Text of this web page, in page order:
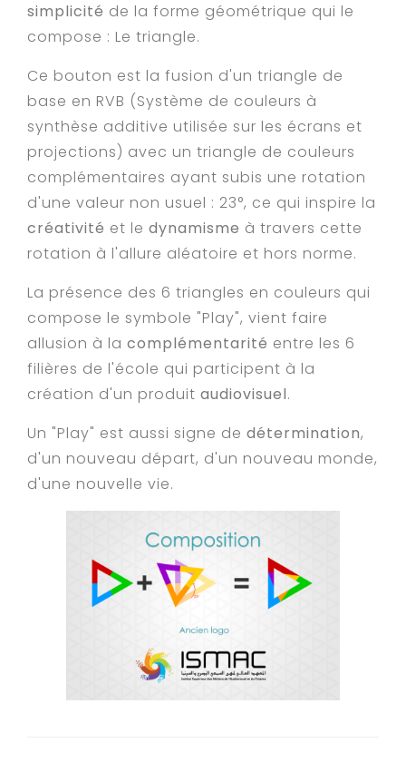
simplicité de la forme géométrique qui le
compose : Le triangle.
Ce bouton est la fusion d'un triangle de
base en RVB (Système de couleurs à
synthèse additive utilisée sur les écrans et
projections) avec un triangle de couleurs
complémentaires ayant subis une rotation
d'une valeur non usuel : 23°, ce qui inspire la
créativité et le dynamisme à travers cette
rotation à l'allure aléatoire et hors norme.
La présence des 6 triangles en couleurs qui
compose le symbole "Play", vient faire
allusion à la complémentarité entre les 6
filières de l'école qui participent à la
création d'un produit audiovisuel.
Un "Play" est aussi signe de détermination,
d'un nouveau départ, d'un nouveau monde,
d'une nouvelle vie.